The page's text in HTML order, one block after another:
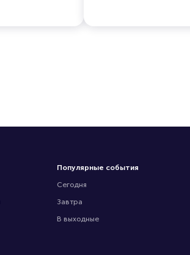
Популярные события
Сегодня
Завтра
В выходные